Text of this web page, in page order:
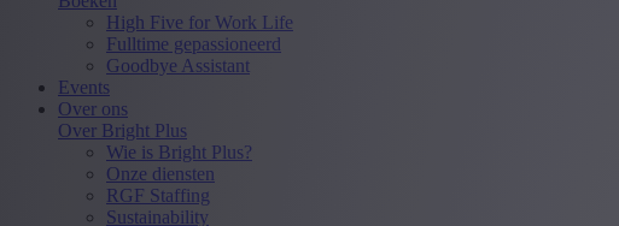
High Five for Work Life
Fulltime gepassioneerd
Goodbye Assistant
Events
Over ons
Over Bright Plus
Wie is Bright Plus?
Onze diensten
RGF Staffing
Sustainability